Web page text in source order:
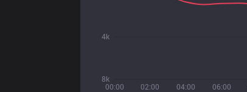
00:00 02:00 04:00 06:00
8k
4k